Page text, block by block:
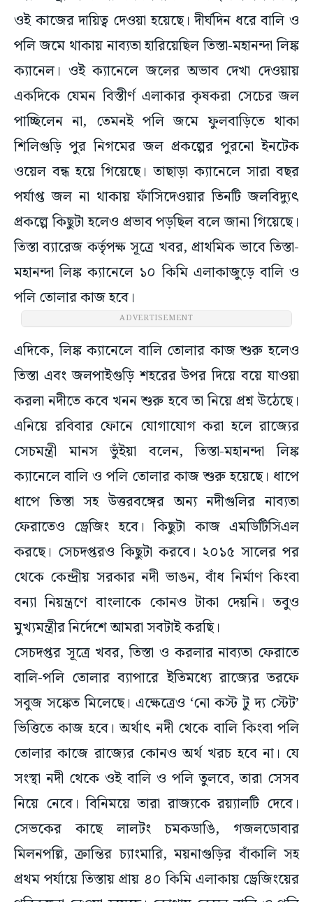
ওই কাজের দায়িত্ব দেওয়া হয়েছে। দীর্ঘদিন ধরে বালি ও
পলি জমে থাকায় নাব্যতা হারিয়েছিল তিস্তা-মহানন্দা লিঙ্ক
ক্যানেল। ওই ক্যানেলে জলের অভাব দেখা দেওয়ায়
একদিকে যেমন বিস্তীর্ণ এলাকার কৃষকরা সেচের জল
পাচ্ছিলেন না, তেমনই পলি জমে ফুলবাড়িতে থাকা
শিলিগুড়ি পুর নিগমের জল প্রকল্পের পুরনো ইনটেক
ওয়েল বন্ধ হয়ে গিয়েছে। তাছাড়া ক্যানেলে সারা বছর
পর্যাপ্ত জল না থাকায় ফাঁসিদেওয়ার তিনটি জলবিদ্যুৎ
প্রকল্পে কিছুটা হলেও প্রভাব পড়ছিল বলে জানা গিয়েছে।
তিস্তা ব্যারেজ কর্তৃপক্ষ সূত্রে খবর, প্রাথমিক ভাবে তিস্তা-
মহানন্দা লিঙ্ক ক্যানেলে ১০ কিমি এলাকাজুড়ে বালি ও
পলি তোলার কাজ হবে।
ADVERTISEMENT
এদিকে, লিঙ্ক ক্যানেলে বালি তোলার কাজ শুরু হলেও
তিস্তা এবং জলপাইগুড়ি শহরের উপর দিয়ে বয়ে যাওয়া
করলা নদীতে কবে খনন শুরু হবে তা নিয়ে প্রশ্ন উঠেছে।
এনিয়ে রবিবার ফোনে যোগাযোগ করা হলে রাজ্যের
সেচমন্ত্রী মানস ভুঁইয়া বলেন, তিস্তা-মহানন্দা লিঙ্ক
ক্যানেলে বালি ও পলি তোলার কাজ শুরু হয়েছে। ধাপে
ধাপে তিস্তা সহ উত্তরবঙ্গের অন্য নদীগুলির নাব্যতা
ফেরাতেও ড্রেজিং হবে। কিছুটা কাজ এমডিটিসিএল
করছে। সেচদপ্তরও কিছুটা করবে। ২০১৫ সালের পর
থেকে কেন্দ্রীয় সরকার নদী ভাঙন, বাঁধ নির্মাণ কিংবা
বন্যা নিয়ন্ত্রণে বাংলাকে কোনও টাকা দেয়নি। তবুও
মুখ্যমন্ত্রীর নির্দেশে আমরা সবটাই করছি।
সেচদপ্তর সূত্রে খবর, তিস্তা ও করলার নাব্যতা ফেরাতে
বালি-পলি তোলার ব্যাপারে ইতিমধ্যে রাজ্যের তরফে
সবুজ সঙ্কেত মিলেছে। এক্ষেত্রেও ‘নো কস্ট টু দ্য স্টেট’
ভিত্তিতে কাজ হবে। অর্থাৎ নদী থেকে বালি কিংবা পলি
তোলার কাজে রাজ্যের কোনও অর্থ খরচ হবে না। যে
সংস্থা নদী থেকে ওই বালি ও পলি তুলবে, তারা সেসব
নিয়ে নেবে। বিনিময়ে তারা রাজ্যকে রয়্যালটি দেবে।
সেভকের কাছে লালটং চমকডাঙি, গজলডোবার
মিলনপল্লি, ক্রান্তির চ্যাংমারি, ময়নাগুড়ির বাঁকালি সহ
প্রথম পর্যায়ে তিস্তায় প্রায় ৪০ কিমি এলাকায় ড্রেজিংয়ের